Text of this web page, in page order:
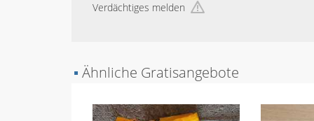
Verdächtiges melden
▪ Ähnliche Gratisangebote